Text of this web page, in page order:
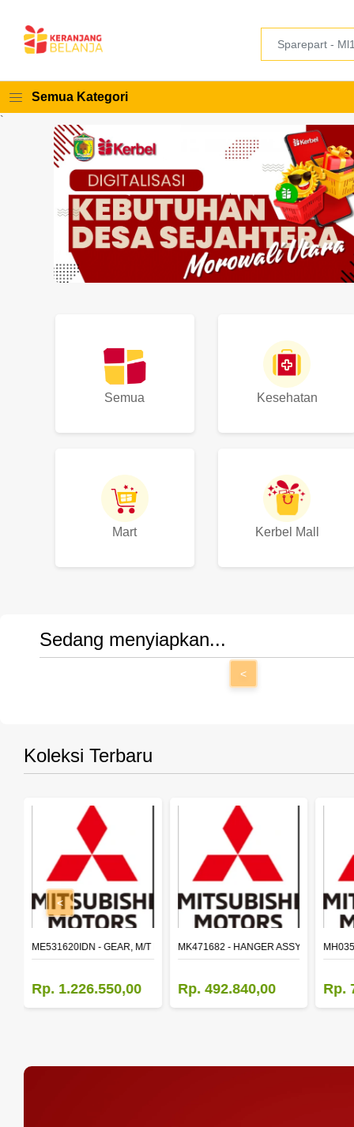
Semua Kategori
`
Semua Kesehatan
Mart Kerbel Mall
Sedang menyiapkan...
<
Koleksi Terbaru
SHAFT 2ND SPEED (M035S5)
ME531620IDN - GEAR, M/T MAIN SHAFT REVERSE
Rp. 1.226.550,00
MK471682 - HANGER ASSY,FR
Rp. 492.840,00 Rp.
<